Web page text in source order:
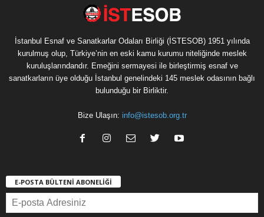
İstanbul Esnaf ve Sanatkarlar Odaları Birliği (İSTESOB) 1951 yılında
kurulmuş olup, Türkiye’nin en eski kamu kurumu niteliğinde meslek
kuruluşlarındandır. Emeğini sermayesi ile birleştirmiş esnaf ve
sanatkarların üye olduğu İstanbul genelindeki 145 meslek odasının bağlı
bulunduğu bir Birliktir.
Bize Ulaşın: info@istesob.org.tr
E-POSTA BÜLTENİ ABONELİĞİ